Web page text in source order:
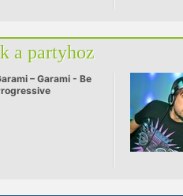
a partyhoz
– Garami - Be